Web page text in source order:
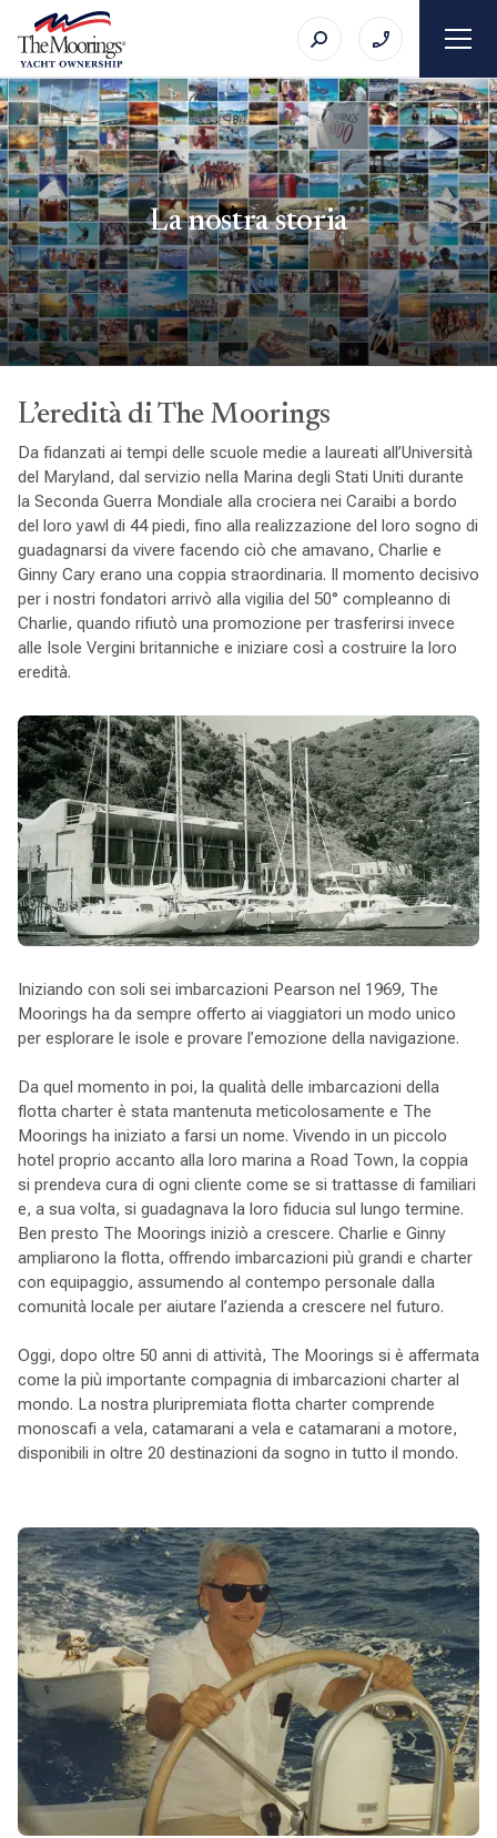
La nostra storia
L’eredità di The Moorings
Da fidanzati ai tempi delle scuole medie a laureati all’Università
del Maryland, dal servizio nella Marina degli Stati Uniti durante
la Seconda Guerra Mondiale alla crociera nei Caraibi a bordo
del loro yawl di 44 piedi, fino alla realizzazione del loro sogno di
guadagnarsi da vivere facendo ciò che amavano, Charlie e
Ginny Cary erano una coppia straordinaria. Il momento decisivo
per i nostri fondatori arrivò alla vigilia del 50° compleanno di
Charlie, quando rifiutò una promozione per trasferirsi invece
alle Isole Vergini britanniche e iniziare così a costruire la loro
eredità.
Iniziando con soli sei imbarcazioni Pearson nel 1969, The
Moorings ha da sempre offerto ai viaggiatori un modo unico
per esplorare le isole e provare l’emozione della navigazione.
Da quel momento in poi, la qualità delle imbarcazioni della
flotta charter è stata mantenuta meticolosamente e The
Moorings ha iniziato a farsi un nome. Vivendo in un piccolo
hotel proprio accanto alla loro marina a Road Town, la coppia
si prendeva cura di ogni cliente come se si trattasse di familiari
e, a sua volta, si guadagnava la loro fiducia sul lungo termine.
Ben presto The Moorings iniziò a crescere. Charlie e Ginny
ampliarono la flotta, offrendo imbarcazioni più grandi e charter
con equipaggio, assumendo al contempo personale dalla
comunità locale per aiutare l’azienda a crescere nel futuro.
Oggi, dopo oltre 50 anni di attività, The Moorings si è affermata
come la più importante compagnia di imbarcazioni charter al
mondo. La nostra pluripremiata flotta charter comprende
monoscafi a vela, catamarani a vela e catamarani a motore,
disponibili in oltre 20 destinazioni da sogno in tutto il mondo.